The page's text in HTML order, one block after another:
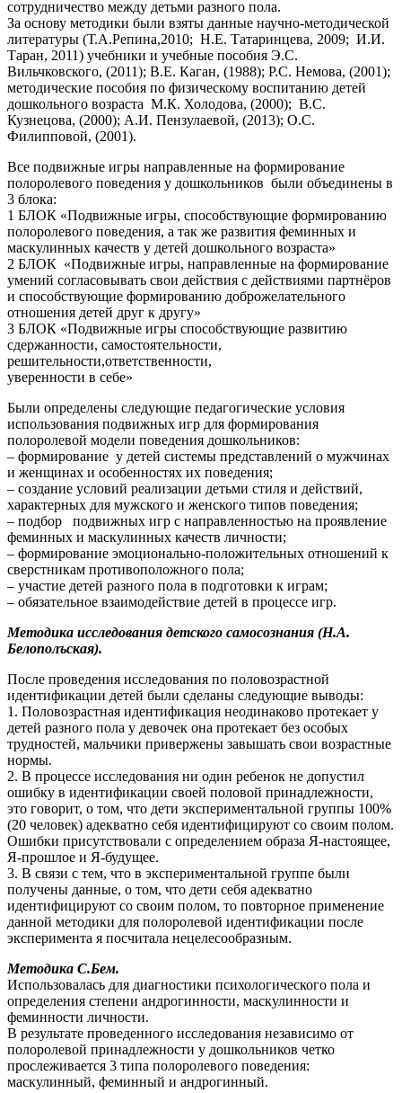
сотрудничество между детьми разного пола.
За основу методики были взяты данные научно-методической
литературы (Т.А.Репина,2010; Н.Е. Татаринцева, 2009; И.И.
Таран, 2011) учебники и учебные пособия Э.С.
Вильчковского, (2011); В.Е. Каган, (1988); Р.С. Немова, (2001);
методические пособия по физическому воспитанию детей
дошкольного возраста М.К. Холодова, (2000); В.С.
Кузнецова, (2000); А.И. Пензулаевой, (2013); О.С.
Филипповой, (2001).
Все подвижные игры направленные на формирование
полоролевого поведения у дошкольников были объединены в
3 блока:
1 БЛОК «Подвижные игры, способствующие формированию
полоролевого поведения, а так же развития феминных и
маскулинных качеств у детей дошкольного возраста»
2 БЛОК «Подвижные игры, направленные на формирование
умений согласовывать свои действия с действиями партнёров
и способствующие формированию доброжелательного
отношения детей друг к другу»
3 БЛОК «Подвижные игры способствующие развитию
сдержанности, самостоятельности,
решительности,ответственности,
уверенности в себе»
Были определены следующие педагогические условия
использования подвижных игр для формирования
полоролевой модели поведения дошкольников:
– формирование у детей системы представлений о мужчинах
и женщинах и особенностях их поведения;
– создание условий реализации детьми стиля и действий,
характерных для мужского и женского типов поведения;
– подбор подвижных игр с направленностью на проявление
феминных и маскулинных качеств личности;
– формирование эмоционально-положительных отношений к
сверстникам противоположного пола;
– участие детей разного пола в подготовки к играм;
– обязательное взаимодействие детей в процессе игр.
Методика исследования детского самосознания (Н.А.
Белополъская).
После проведения исследования по половозрастной
идентификации детей были сделаны следующие выводы:
1. Половозрастная идентификация неодинаково протекает у
детей разного пола у девочек она протекает без особых
трудностей, мальчики привержены завышать свои возрастные
нормы.
2. В процессе исследования ни один ребенок не допустил
ошибку в идентификации своей половой принадлежности,
это говорит, о том, что дети экспериментальной группы 100%
(20 человек) адекватно себя идентифицируют со своим полом.
Ошибки присутствовали с определением образа Я-настоящее,
Я-прошлое и Я-будущее.
3. В связи с тем, что в экспериментальной группе были
получены данные, о том, что дети себя адекватно
идентифицируют со своим полом, то повторное применение
данной методики для полоролевой идентификации после
эксперимента я посчитала нецелесообразным.
Методика С.Бем.
Использовалась для диагностики психологического пола и
определения степени андрогинности, маскулинности и
феминности личности.
В результате проведенного исследования независимо от
полоролевой принадлежности у дошкольников четко
прослеживается 3 типа полоролевого поведения:
маскулинный, феминный и андрогинный.